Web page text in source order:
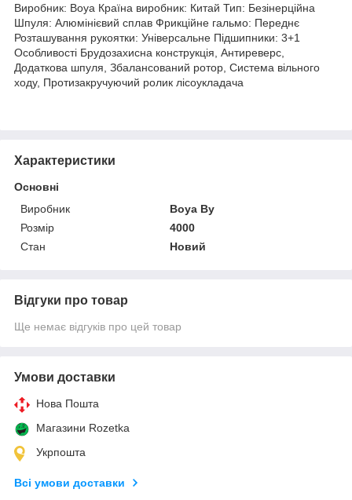
Виробник: Boya Країна виробник: Китай Тип: Безінерційна
Шпуля: Алюмінієвий сплав Фрикційне гальмо: Переднє
Розташування рукоятки: Універсальне Підшипники: 3+1
Особливості Брудозахисна конструкція, Антиреверс,
Додаткова шпуля, Збалансований ротор, Система вільного
ходу, Протизакручуючий ролик лісоукладача
Характеристики
Основні
Виробник
Boya By
Розмір
4000
Стан
Новий
Відгуки про товар
Ще немає відгуків про цей товар
Умови доставки
Нова Пошта
Магазини Rozetka
Укрпошта
Всі умови доставки